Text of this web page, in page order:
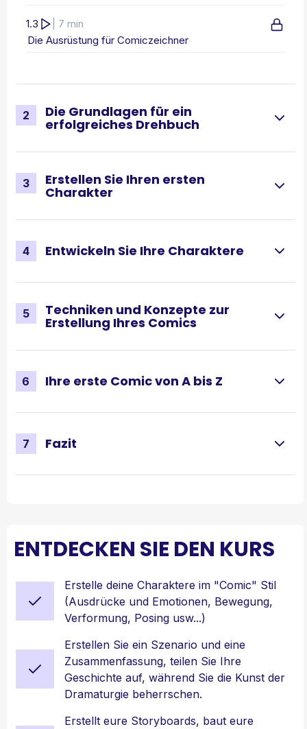
1.3
| 7 min
Die Ausrüstung für Comiczeichner
2 Die Grundlagen für ein
erfolgreiches Drehbuch
3 Erstellen Sie Ihren ersten
Charakter
4 Entwickeln Sie Ihre Charaktere
5 Techniken und Konzepte zur
Erstellung Ihres Comics
6 Ihre erste Comic von A bis Z
7 Fazit
ENTDECKEN SIE DEN KURS
Erstelle deine Charaktere im "Comic" Stil
(Ausdrücke und Emotionen, Bewegung,
Verformung, Posing usw...)
Erstellen Sie ein Szenario und eine
Zusammenfassung, teilen Sie Ihre
Geschichte auf, während Sie die Kunst der
Dramaturgie beherrschen.
Erstellt eure Storyboards, baut eure